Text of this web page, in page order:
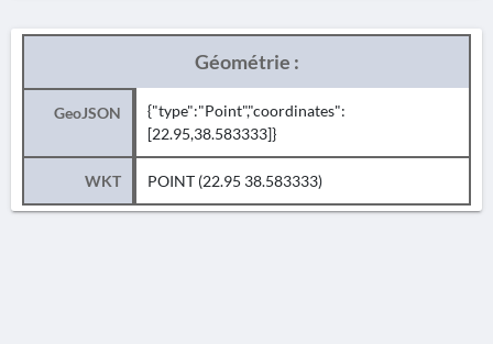
Géométrie :
GeoJSON
{"type":"Point","coordinates":
[22.95,38.583333]}
WKT POINT (22.95 38.583333)